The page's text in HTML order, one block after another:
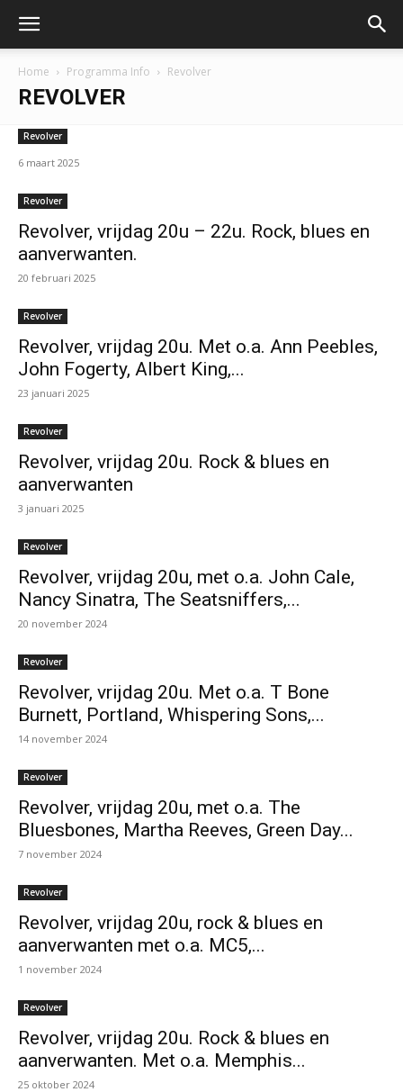
Home Programma Info Revolver
REVOLVER
Revolver
6 maart 2025
Revolver
Revolver, vrijdag 20u – 22u. Rock, blues en
aanverwanten.
20 februari 2025
Revolver
Revolver, vrijdag 20u. Met o.a. Ann Peebles,
John Fogerty, Albert King,...
23 januari 2025
Revolver
Revolver, vrijdag 20u. Rock & blues en
aanverwanten
3 januari 2025
Revolver
Revolver, vrijdag 20u, met o.a. John Cale,
Nancy Sinatra, The Seatsniffers,...
20 november 2024
Revolver
Revolver, vrijdag 20u. Met o.a. T Bone
Burnett, Portland, Whispering Sons,...
14 november 2024
Revolver
Revolver, vrijdag 20u, met o.a. The
Bluesbones, Martha Reeves, Green Day...
7 november 2024
Revolver
Revolver, vrijdag 20u, rock & blues en
aanverwanten met o.a. MC5,...
1 november 2024
Revolver
Revolver, vrijdag 20u. Rock & blues en
aanverwanten. Met o.a. Memphis...
25 oktober 2024